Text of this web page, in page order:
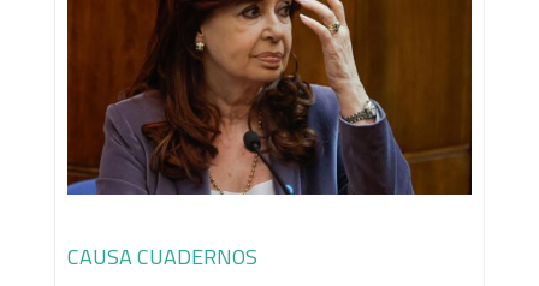
CAUSA CUADERNOS